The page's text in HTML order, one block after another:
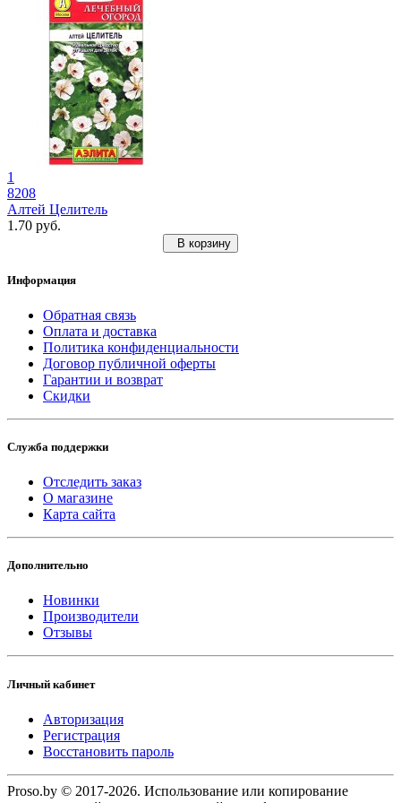
1
8208
Алтей Целитель
1.70 руб.
В корзину
Информация
Обратная связь
Оплата и доставка
Политика конфиденциальности
Договор публичной оферты
Гарантии и возврат
Скидки
Служба поддержки
Отследить заказ
О магазине
Карта сайта
Дополнительно
Новинки
Производители
Отзывы
Личный кабинет
Авторизация
Регистрация
Восстановить пароль
Proso.by © 2017-2026. Использование или копирование